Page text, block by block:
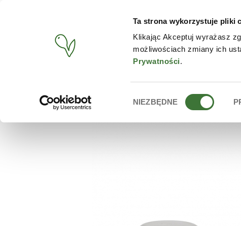
Ta strona wykorzystuje pliki
Klikając Akceptuj wyrażasz
możliwościach zmiany ich
Prywatności.
zgody
NIEZBĘDNE
PRODUCTOS TIENDA
BUSCAR ZIAJA MASCARILLA CAPILAR